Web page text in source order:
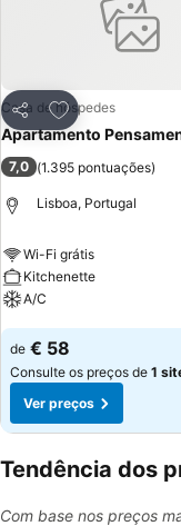
Partilhar
Adicionar aos
Casa de hóspedes
Apartamento
7,0 (1.395 pontuações)
Lisboa, Portugal
Wi-Fi grátis
Kitchenette
A/C
Ver preços
de € 58
Consulte os preços de 1
Ver preços
Tendência dos
Com base nos preços